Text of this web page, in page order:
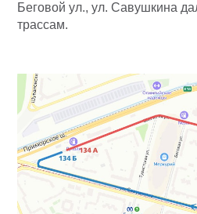
Беговой ул., ул. Савушкина
трассам.